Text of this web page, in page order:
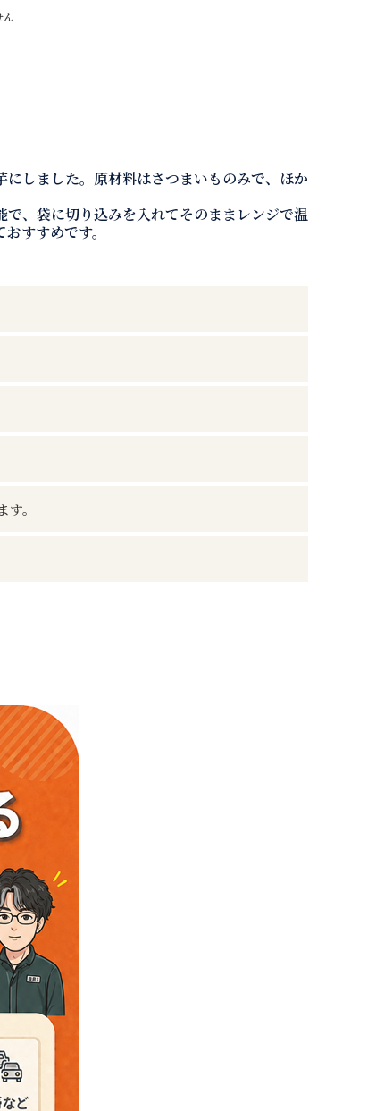
ん
しました。原材料はさつまいものみで、ほか
、袋に切り込みを入れてそのままレンジで温
すすめです。
。